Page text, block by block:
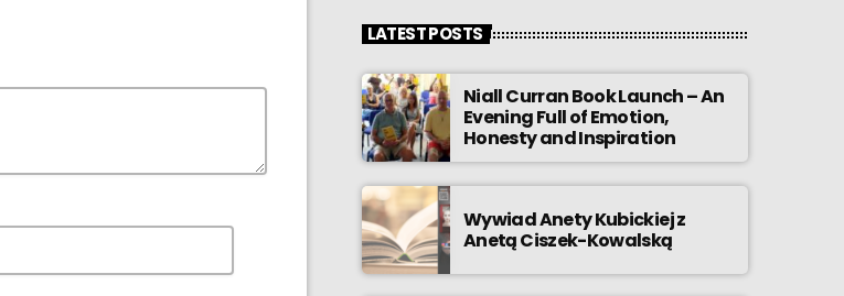
LATEST POSTS
Niall Curran Book Launch – An
Evening Full of Emotion,
Honesty and Inspiration
Wywiad Anety Kubickiej z
Anetą Ciszek-Kowalską